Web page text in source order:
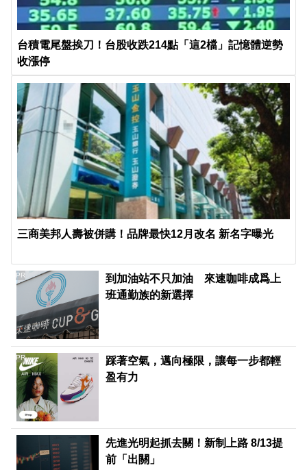
台積電尾盤挨刀！台股收跌214點「這2檔」記憶體逆勢
收漲停
三商美邦人壽被併購！品牌最快12月改名 新名字曝光
到加油站不只加油 來速咖啡成爲上
班通勤族的新選擇
PR
踩著空氣，邁向極限，讓每一步都輕
盈有力
PR
先進光明起抓去關！新制上路 8/13提
前「出關」